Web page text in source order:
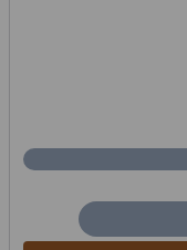
werden von
erläutert (am
Innenmaß (Breite